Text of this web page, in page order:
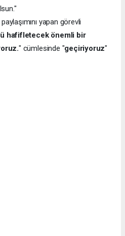
yapan görevli
hafifletecek önemli bir
" cümlesinde "geçiriyoruz"